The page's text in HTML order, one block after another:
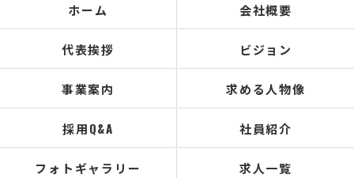
ホーム 会社概要
代表挨拶 ビジョン
事業案内 求める人物像
採用Q&A 社員紹介
フォトギャラリー 求人一覧